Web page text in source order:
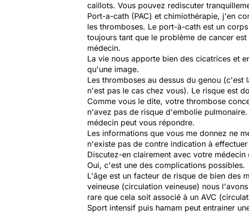
caillots. Vous pouvez rediscuter
Port-a-cath (PAC) et chimiothérapie, j'en
les thromboses. Le port-à-cath est un
toujours tant que le problème de cancer
médecin.
La vie nous apporte bien des cicatrices et
qu'une image.
Les thromboses au dessus du genou
n'est pas le cas chez vous). Le risque est
Comme vous le dite, votre thrombose
n'avez pas de risque d'embolie
médecin peut vous répondre.
Les informations que vous me donnez ne
n'existe pas de contre indication à
Discutez-en clairement avec votre médecin
Oui, c'est une des complications possibles.
L'âge est un facteur de risque de bien des
veineuse (circulation veineuse) nous
rare que cela soit associé à un AVC
Sport intensif puis hamam peut entrainer